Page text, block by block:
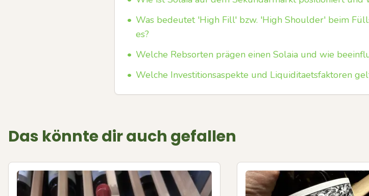
• Was bedeutet 'High Fill' bzw. 'High Shoulder' beim
es?
• Welche Rebsorten prägen einen Solaia und wie
• Welche Investitionsaspekte und Liquiditaetsfaktoren
Das könnte dir auch gefallen